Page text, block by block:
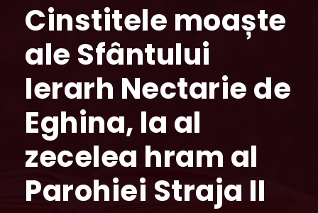
Cinstitele moaște
ale Sfântului
Ierarh Nectarie de
Eghina, la al
zecelea hram al
Parohiei Straja II